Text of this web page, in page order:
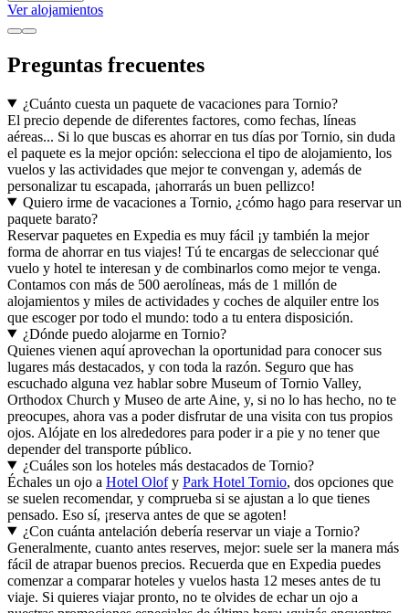
Ver alojamientos
Preguntas frecuentes
¿Cuánto cuesta un paquete de vacaciones para Tornio?
El precio depende de diferentes factores, como fechas, líneas
aéreas... Si lo que buscas es ahorrar en tus días por Tornio, sin duda
el paquete es la mejor opción: selecciona el tipo de alojamiento, los
vuelos y las actividades que mejor te convengan y, además de
personalizar tu escapada, ¡ahorrarás un buen pellizco!
Quiero irme de vacaciones a Tornio, ¿cómo hago para reservar un
paquete barato?
Reservar paquetes en Expedia es muy fácil ¡y también la mejor
forma de ahorrar en tus viajes! Tú te encargas de seleccionar qué
vuelo y hotel te interesan y de combinarlos como mejor te venga.
Contamos con más de 500 aerolíneas, más de 1 millón de
alojamientos y miles de actividades y coches de alquiler entre los
que escoger por todo el mundo: todo a tu entera disposición.
¿Dónde puedo alojarme en Tornio?
Quienes vienen aquí aprovechan la oportunidad para conocer sus
lugares más destacados, y con toda la razón. Seguro que has
escuchado alguna vez hablar sobre Museum of Tornio Valley,
Orthodox Church y Museo de arte Aine, y, si no lo has hecho, no te
preocupes, ahora vas a poder disfrutar de una visita con tus propios
ojos. Alójate en los alrededores para poder ir a pie y no tener que
depender del transporte público.
¿Cuáles son los hoteles más destacados de Tornio?
Échales un ojo a Hotel Olofy Park Hotel Tornio, dos opciones que
se suelen recomendar, y comprueba si se ajustan a lo que tienes
pensado. Eso sí, ¡reserva antes de que se agoten!
¿Con cuánta antelación debería reservar un viaje a Tornio?
Generalmente, cuanto antes reserves, mejor: suele ser la manera más
fácil de atrapar buenos precios. Recuerda que en Expedia puedes
comenzar a comparar hoteles y vuelos hasta 12 meses antes de tu
viaje. Si quieres viajar pronto, no te olvides de echar un ojo a